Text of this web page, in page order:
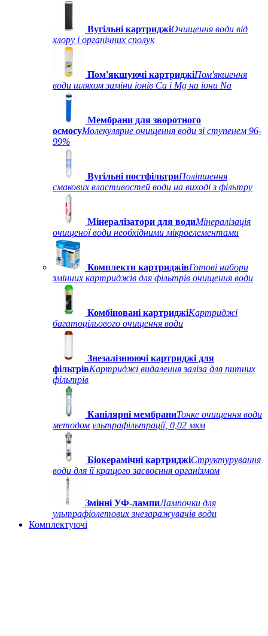
Вугільні картриджіОчищення води від
хлору і органічних сполук
Пом'якшуючі картриджіПом'якшення
води шляхом заміни іонів Ca і Mg на іони Na
Мембрани для зворотного
осмосуМолекулярне очищення води зі ступенем 96-
99%
Вугільні постфільтриПоліпшення
смакових властивостей води на виході з фільтру
Мінералізатори для водиМінералізація
очищеної води необхідними мікроелементами
Комплекти картриджівГотові набори
змінних картриджів для фільтрів очищення води
Комбіновані картриджіКартриджі
багатоцільового очищення води
Знезалізнюючі картриджі для
фільтрівКартриджі видалення заліза для питних
фільтрів
Капілярні мембраниТонке очищення води
методом ультрафільтрації, 0,02 мкм
Біокерамічні картриджіСтруктурування
води для її кращого засвоєння організмом
Змінні УФ-лампиЛампочки для
ультрафіолетових знезаражувачів води
Комплектуючі